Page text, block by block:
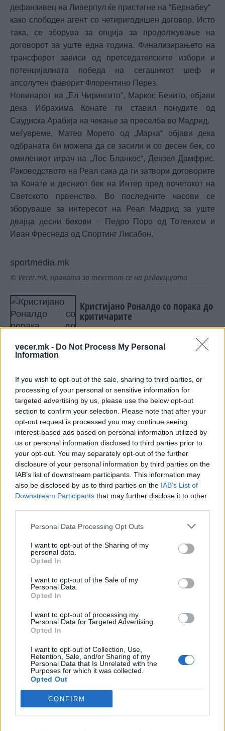
vecer.mk - Do Not Process My Personal
Information
If you wish to opt-out of the sale, sharing to third parties, or
processing of your personal or sensitive information for
targeted advertising by us, please use the below opt-out
section to confirm your selection. Please note that after your
opt-out request is processed you may continue seeing
interest-based ads based on personal information utilized by
us or personal information disclosed to third parties prior to
your opt-out. You may separately opt-out of the further
disclosure of your personal information by third parties on the
IAB’s list of downstream participants. This information may
also be disclosed by us to third parties on the IAB’s List of
Downstream Participants that may further disclose it to other
Personal Data Processing Opt Outs
I want to opt-out of the Sharing of my
personal data.
Opted In
I want to opt-out of the Sale of my
Personal Data.
Opted In
I want to opt-out of processing my
Personal Data for Targeted Advertising.
Opted In
I want to opt-out of Collection, Use,
Retention, Sale, and/or Sharing of my
Personal Data that Is Unrelated with the
Purposes for which it was collected.
Opted Out
CONFIRM
дефанзивец на Ливерпул ќе пристигне на “Бернабеу“
како слободен агент со четиригодишен договор. Исто
така, се зборува за опција за продолжување на
договорот за уште една година. Финализирањето на
трансферот зависи од претседателските избори и
потенцијалната победа на сегашниот шеф и
апсолутен фаворит Флорентино Перез.
Новинарот на „Ел Чирингито“, Маркос Бенито, објави
дека Ибрахима Конате ги ставил понудите од
Саудиска Арабија на чекање за преселба во Мадрид.
меѓувреме, Матео Морето од „Марка“ објави дека
одбраната би можела да се засили и со десен бек, со
омилениот играч на „Лос Бланкос“, Дензел Дамфрис.
Раководството на Реал сака да ги затвори договорите
за Конате и десниот бек на Интер пред почетокот на
Светското првенство. Во последните часови се
зборуваше за интересот на Реал Мадрид за уште
двајца десни бекови – Педро Поро од Тотенхем и
Иван Фреснеда од Спортинг Лисабон.
sportmedia.mk
© Vecer.mk, правата за текстот се на редакцијата
Кристијано Роналдо со порака до
критичарите
Манчини се извини за
жената на својот живот!
НАЈЧИТАНИ ВО ПОСЛЕДНИ 7 ДЕНА
МАКЕДОНИЈА ИМА СВЕТСКА
ПИСТА: Огромниот Боинг 777
на индиската претседателка
на Меѓународниот Аеродром
Скопје
УАПСЕН МАКЕДОНЕЦОТ АНДРЕЈ
ТАНАСКОВСКИ, ЧЛЕН НА
КАВАЧКИ КЛАН (ФОТО)
СКОКНА МИНИМАЛНИОТ
пари ќе ви легнат на сметка
КУЧЕ РАСПАРЧЕНО ОД
НАЈСКАПАТА, ЗА МАРИЈА ОД
ГРЦИЈА - НАЈЕФТИНАТА
ЈА НАПУШТААТ АЛБАНИЈА, се
тврди дека се на Еди Рама
ПРЕСВРТ И ПРОТЕСТИ ВО
ултиматум: „Мора да си оди,
крајниот рок е петок!“
Дубаи остана без туристи- им